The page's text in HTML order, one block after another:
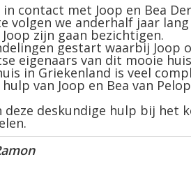
contact met Joop en Bea
volgen we anderhalf jaar
zijn gaan bezichtigen.
gestart waarbij Joop
eigenaars van dit mooie
in Griekenland is veel
van Joop en Bea van
deze deskundige hulp bij het